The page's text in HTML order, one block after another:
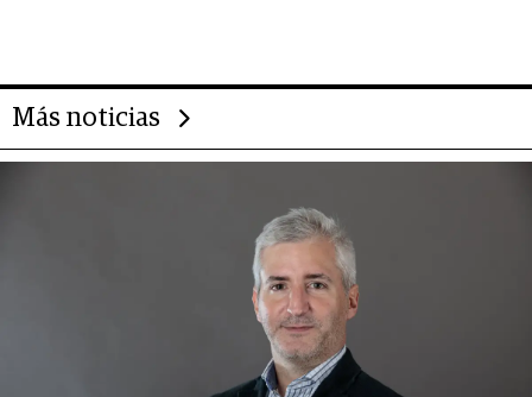
Más noticias